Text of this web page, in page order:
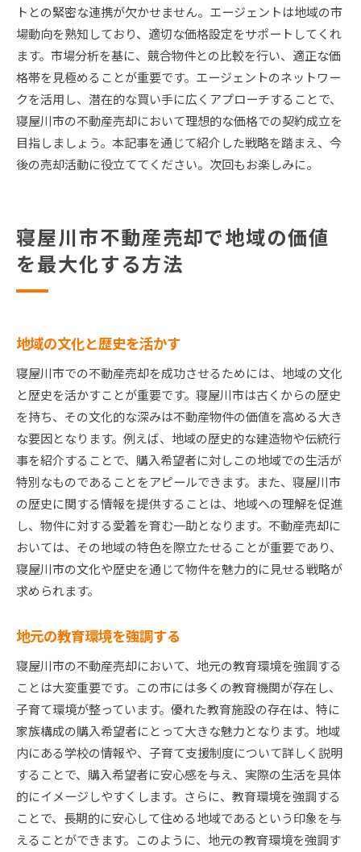
トとの緊密な連携が欠かせません。エージェントは地域の市
場動向を熟知しており、適切な価格設定をサポートしてくれ
ます。市場分析を基に、競合物件との比較を行い、適正な価
格帯を見極めることが重要です。エージェントのネットワー
クを活用し、潜在的な買い手に広くアプローチすることで、
寝屋川市の不動産売却において理想的な価格での契約成立を
目指しましょう。本記事を通じて紹介した戦略を踏まえ、今
後の売却活動に役立ててください。次回もお楽しみに。
寝屋川市不動産売却で地域の価値
を最大化する方法
地域の文化と歴史を活かす
寝屋川市での不動産売却を成功させるためには、地域の文化
と歴史を活かすことが重要です。寝屋川市は古くからの歴史
を持ち、その文化的な深みは不動産物件の価値を高める大き
な要因となります。例えば、地域の歴史的な建造物や伝統行
事を紹介することで、購入希望者に対しこの地域での生活が
特別なものであることをアピールできます。また、寝屋川市
の歴史に関する情報を提供することは、地域への理解を促進
し、物件に対する愛着を育む一助となります。不動産売却に
おいては、その地域の特色を際立たせることが重要であり、
寝屋川市の文化や歴史を通じて物件を魅力的に見せる戦略が
求められます。
地元の教育環境を強調する
寝屋川市の不動産売却において、地元の教育環境を強調する
ことは大変重要です。この市には多くの教育機関が存在し、
子育て環境が整っています。優れた教育施設の存在は、特に
家族構成の購入希望者にとって大きな魅力となります。地域
内にある学校の情報や、子育て支援制度について詳しく説明
することで、購入希望者に安心感を与え、実際の生活を具体
的にイメージしやすくします。さらに、教育環境を強調する
ことで、長期的に安心して住める地域であるという印象を与
えることができます。このように、地元の教育環境を強調す